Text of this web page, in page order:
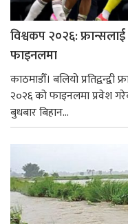
विश्वकप २०२६:
फाइनलमा
काठमाडौँ। बलियो
२०२६ को फाइनलमा प्रवेश
बुधबार बिहान...